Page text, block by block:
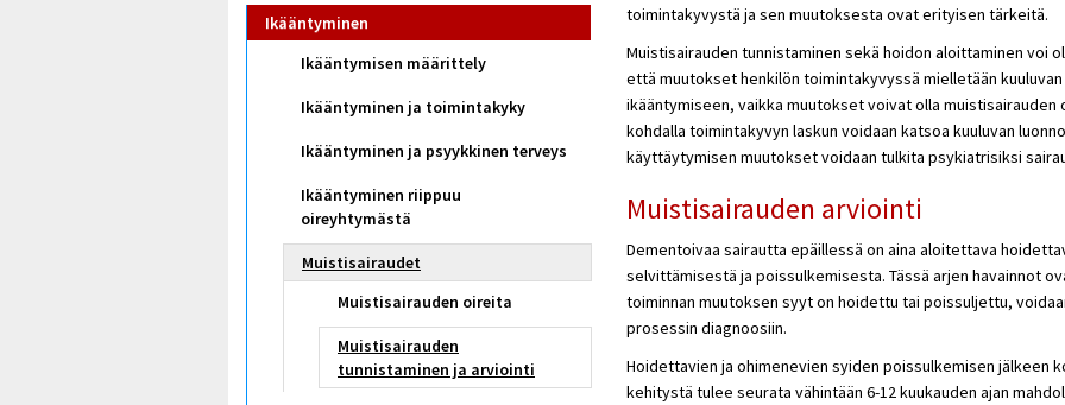
Ikääntyminen
Ikääntymisen määrittely
Ikääntyminen ja toimintakyky
Ikääntyminen ja psyykkinen terveys
Ikääntyminen riippuu
oireyhtymästä
Muistisairaudet
Muistisairauden oireita
Muistisairauden
tunnistaminen ja arviointi
toimintakyvystä ja sen muutoksesta ovat erityisen tärkeitä.
Muistisairauden tunnistaminen sekä hoidon aloittaminen voi
että muutokset henkilön toimintakyvyssä mielletään
ikääntymiseen, vaikka muutokset voivat olla
kohdalla toimintakyvyn laskun voidaan katsoa kuuluvan
käyttäytymisen muutokset voidaan tulkita psykiatrisiksi
Muistisairauden arviointi
Dementoivaa sairautta epäillessä on aina aloitettava
selvittämisestä ja poissulkemisesta. Tässä arjen havainnot
toiminnan muutoksen syyt on hoidettu tai poissuljettu,
prosessin diagnoosiin.
Hoidettavien ja ohimenevien syiden poissulkemisen jälkeen
kehitystä tulee seurata vähintään 6-12 kuukauden ajan